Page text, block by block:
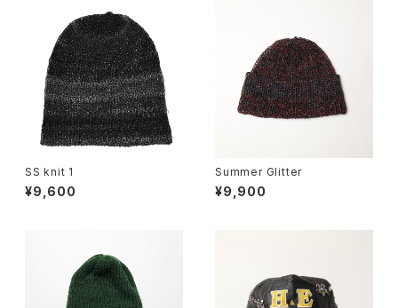
SS knit 1
¥9,600
Summer Glitter
¥9,900